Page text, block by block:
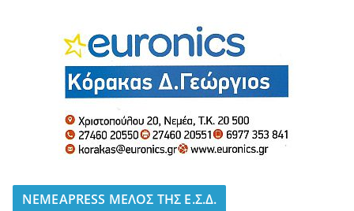
NEMEAPRESS ΜΕΛΟΣ ΤΗΣ Ε.Σ.Δ.